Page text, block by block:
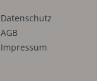
Datenschutz
AGB
Impressum